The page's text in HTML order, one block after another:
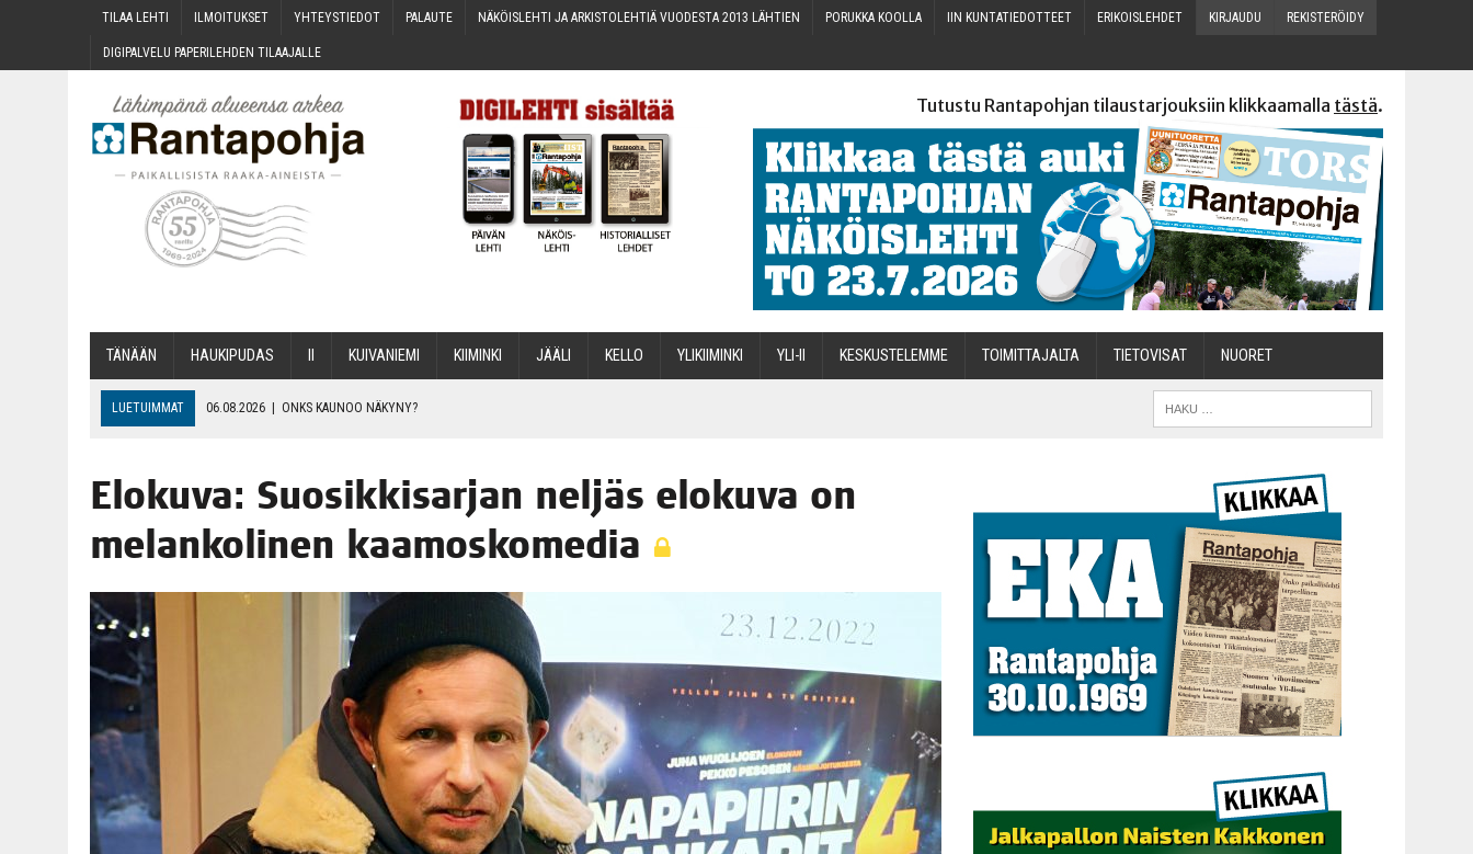
TILAA LEH­TI ILMOI­TUK­SET YHTEYS­TIE­DOT PALAU­TE NÄKÖIS­LEH­TI JA ARKIS­TO­LEH­TIÄ VUO­DES­TA 2013 LÄHTIEN PORUK­KA KOOLLA IIN KUN­TA­TIE­DOT­TEET ERI­KOIS­LEH­DET KIR­JAU­DU REKIS­TE­RÖI­DY
DIGI­PAL­VE­LU PAPE­RI­LEH­DEN TILAAJALLE
Tutustu Rantapohjan tilaustarjouksiin klikkaamalla tästä.
TÄNÄÄN HAU­KI­PU­DAS KUI­VA­NIE­MI KII­MIN­KI JÄÄ­LI KEL­LO YLI­KII­MIN­KI YLI-II KES­KUS­TE­LEM­ME TOI­MIT­TA­JAL­TA TIETOVISAT NUO­RET
LUETUIMMAT 06.08.2026 | ONKS KAU­NOO NÄKYNY?
06.08.2026 OPIN­TOI­HIN KAN­SA­LAIS­OPIS­TOS­SA VOI SAA­DA AVUSTUSTA
06.08.2026 KII­MIN­KI­PÄI­VÄT JÄR­JES­TE­TÄÄN PERIN­TEI­TÄ KUNNIOITTAEN
Elo­ku­va: Suo­sik­ki­sar­jan nel­jäs elo­ku­va on
melan­ko­li­nen kaamoskomedia